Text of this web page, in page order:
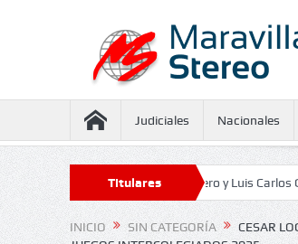
Judiciales Nacionales
Titulares
contra Juliana Guerrero y Luis Carlos Gutiérrez
INICIO SIN CATEGORÍA
CESAR